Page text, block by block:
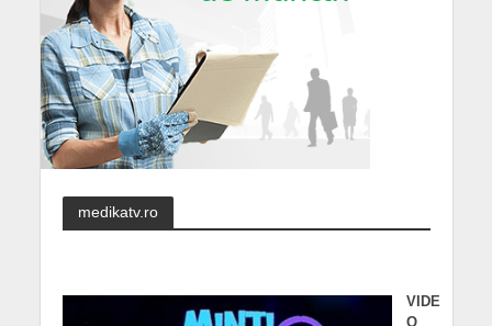
medikatv.ro
VIDE
O